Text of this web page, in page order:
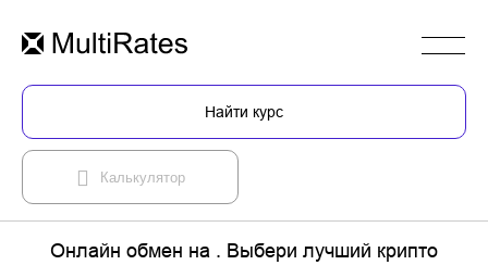
Найти курс
Калькулятор
Онлайн обмен на . Выбери лучший крипто